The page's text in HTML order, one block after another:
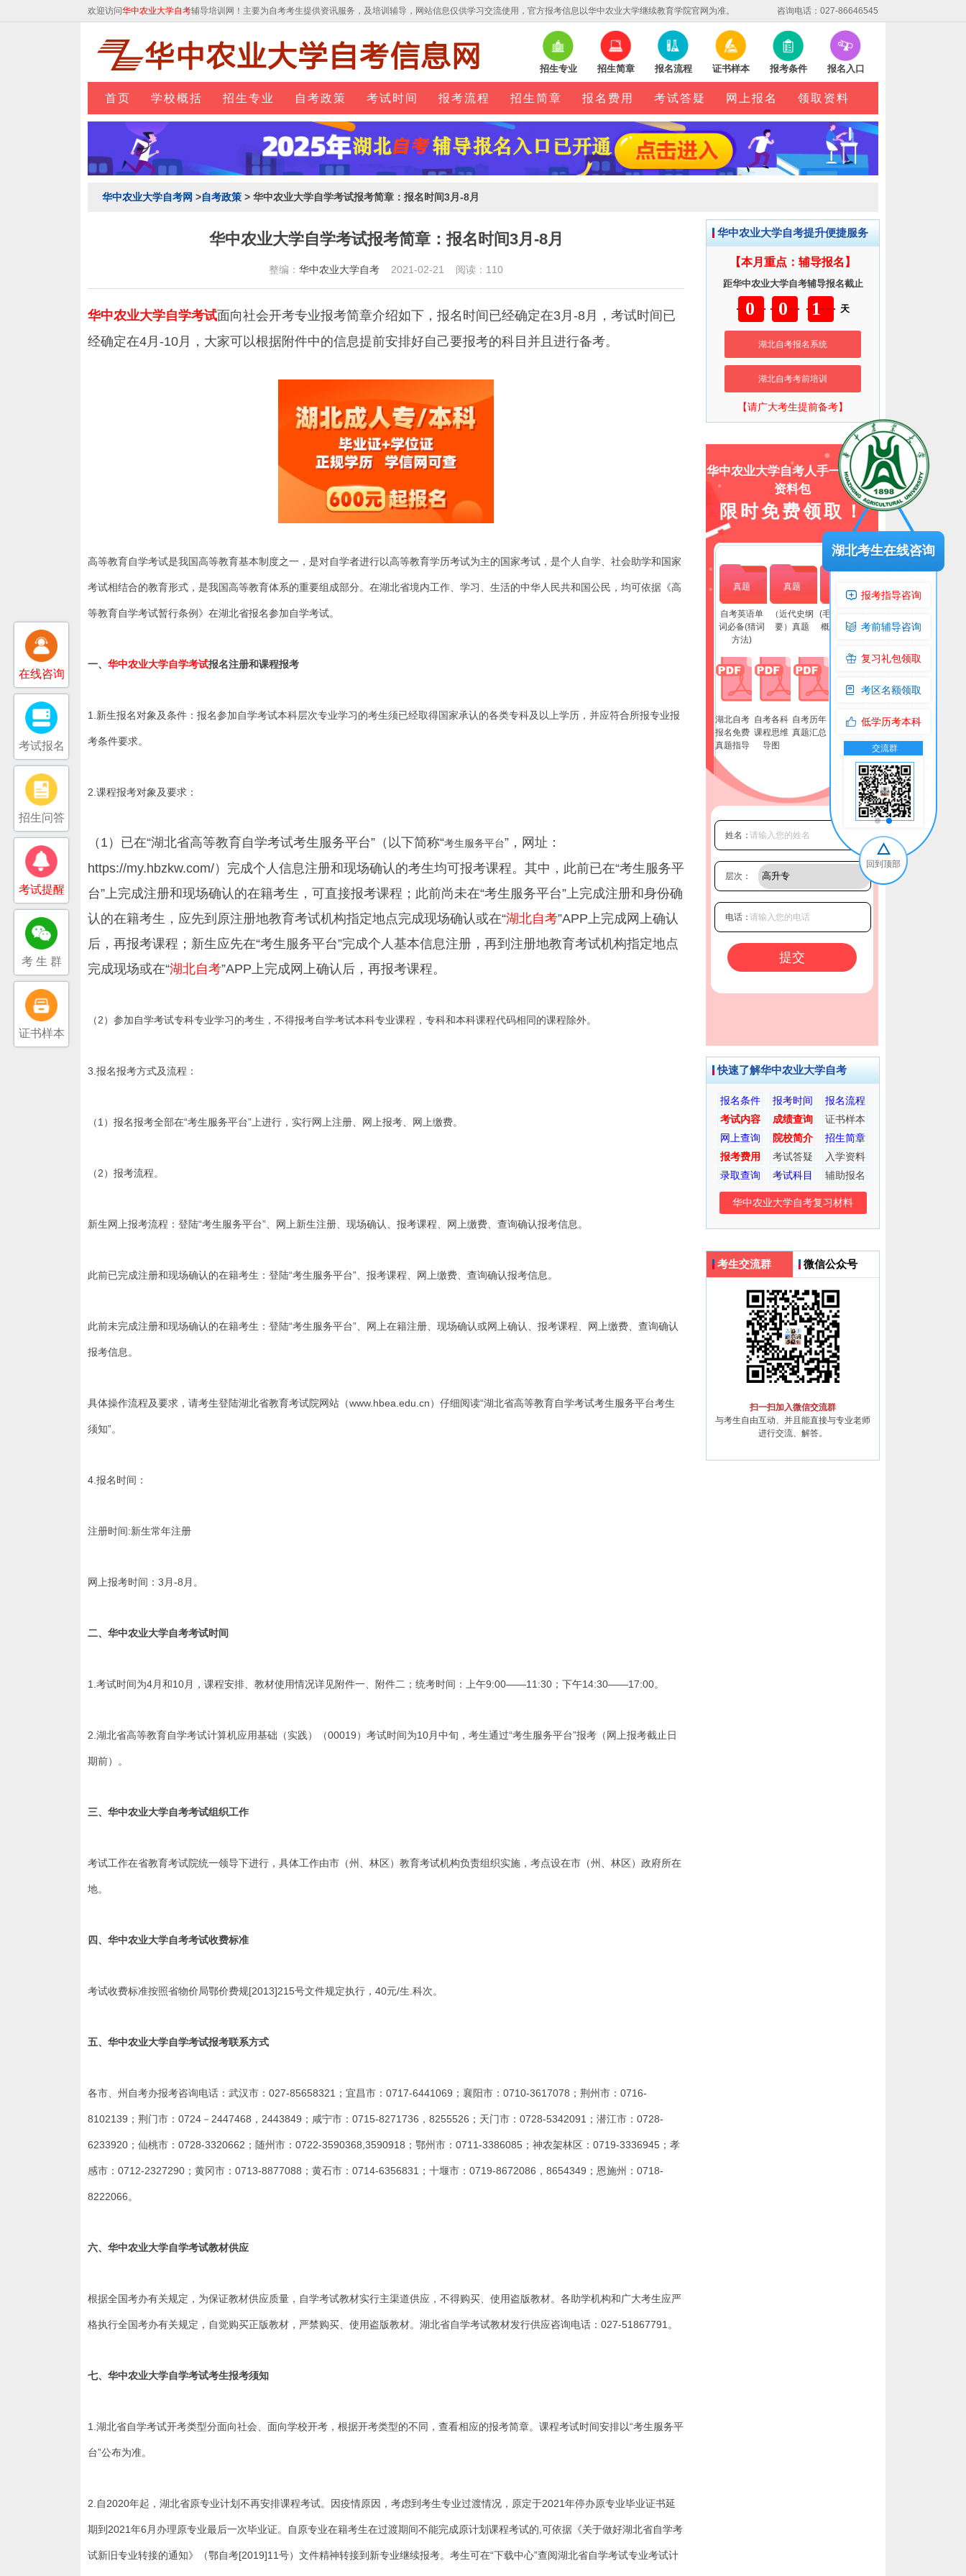
欢迎访问华中农业大学自考辅导培训网！主要为自考考生提供资讯服务，及培训辅导，网站信息仅供学习交流使用，官方报考信息以华中农业大学继续教育学院官网为准。 咨询电话：027-86646545
招生专业 招生简章 报名流程 证书样本 报考条件 报名入口
首页 学校概括 招生专业 自考政策 考试时间 报考流程 招生简章 报名费用 考试答疑 网上报名 领取资料
华中农业大学自考网 >自考政策 > 华中农业大学自学考试报考简章：报名时间3月-8月
华中农业大学自学考试报考简章：报名时间3月-8月
整编： 华中农业大学自考 2021-02-21 阅读：110
华中农业大学自学考试面向社会开考专业报考简章介绍如下，报名时间已经确定在3月-8月，考试时间已
经确定在4月-10月，大家可以根据附件中的信息提前安排好自己要报考的科目并且进行备考。
高等教育自学考试是我国高等教育基本制度之一，是对自学者进行以高等教育学历考试为主的国家考试，是个人自学、社会助学和国家
考试相结合的教育形式，是我国高等教育体系的重要组成部分。在湖北省境内工作、学习、生活的中华人民共和国公民，均可依据《高
等教育自学考试暂行条例》在湖北省报名参加自学考试。
一、 华中农业大学自学考试报名注册和课程报考
1.新生报名对象及条件：报名参加自学考试本科层次专业学习的考生须已经取得国家承认的各类专科及以上学历，并应符合所报专业报
考条件要求。
2.课程报考对象及要求：
（1）已在“湖北省高等教育自学考试考生服务平台”（以下简称“考生服务平台”，网址：
https://my.hbzkw.com/）完成个人信息注册和现场确认的考生均可报考课程。其中，此前已在“考生服务平
台”上完成注册和现场确认的在籍考生，可直接报考课程；此前尚未在“考生服务平台”上完成注册和身份确
认的在籍考生，应先到原注册地教育考试机构指定地点完成现场确认或在“湖北自考”APP上完成网上确认
后，再报考课程；新生应先在“考生服务平台”完成个人基本信息注册，再到注册地教育考试机构指定地点
完成现场或在“湖北自考”APP上完成网上确认后，再报考课程。
（2）参加自学考试专科专业学习的考生，不得报考自学考试本科专业课程，专科和本科课程代码相同的课程除外。
3.报名报考方式及流程：
（1）报名报考全部在“考生服务平台”上进行，实行网上注册、网上报考、网上缴费。
（2）报考流程。
新生网上报考流程：登陆“考生服务平台”、网上新生注册、现场确认、报考课程、网上缴费、查询确认报考信息。
此前已完成注册和现场确认的在籍考生：登陆“考生服务平台”、报考课程、网上缴费、查询确认报考信息。
此前未完成注册和现场确认的在籍考生：登陆“考生服务平台”、网上在籍注册、现场确认或网上确认、报考课程、网上缴费、查询确认
报考信息。
具体操作流程及要求，请考生登陆湖北省教育考试院网站（www.hbea.edu.cn）仔细阅读“湖北省高等教育自学考试考生服务平台考生
须知”。
4.报名时间：
注册时间:新生常年注册
网上报考时间：3月-8月。
二、 华中农业大学自考考试时间
1.考试时间为4月和10月，课程安排、教材使用情况详见附件一、附件二；统考时间：上午9:00——11:30；下午14:30——17:00。
2.湖北省高等教育自学考试计算机应用基础（实践）（00019）考试时间为10月中旬，考生通过“考生服务平台”报考（网上报考截止日
期前）。
三、 华中农业大学自考考试组织工作
考试工作在省教育考试院统一领导下进行，具体工作由市（州、林区）教育考试机构负责组织实施，考点设在市（州、林区）政府所在
地。
四、 华中农业大学自考考试收费标准
考试收费标准按照省物价局鄂价费规[2013]215号文件规定执行，40元/生.科次。
五、 华中农业大学自学考试报考联系方式
各市、州自考办报考咨询电话：武汉市：027-85658321；宜昌市：0717-6441069；襄阳市：0710-3617078；荆州市：0716-
8102139；荆门市：0724－2447468，2443849；咸宁市：0715-8271736，8255526；天门市：0728-5342091；潜江市：0728-
6233920；仙桃市：0728-3320662；随州市：0722-3590368,3590918；鄂州市：0711-3386085；神农架林区：0719-3336945；孝
感市：0712-2327290；黄冈市：0713-8877088；黄石市：0714-6356831；十堰市：0719-8672086，8654349；恩施州：0718-
8222066。
六、 华中农业大学自学考试教材供应
根据全国考办有关规定，为保证教材供应质量，自学考试教材实行主渠道供应，不得购买、使用盗版教材。各助学机构和广大考生应严
格执行全国考办有关规定，自觉购买正版教材，严禁购买、使用盗版教材。湖北省自学考试教材发行供应咨询电话：027-51867791。
七、 华中农业大学自学考试考生报考须知
1.湖北省自学考试开考类型分面向社会、面向学校开考，根据开考类型的不同，查看相应的报考简章。课程考试时间安排以“考生服务平
台”公布为准。
2.自2020年起，湖北省原专业计划不再安排课程考试。因疫情原因，考虑到考生专业过渡情况，原定于2021年停办原专业毕业证书延
期到2021年6月办理原专业最后一次毕业证。自原专业在籍考生在过渡期间不能完成原计划课程考试的,可依据《关于做好湖北省自学考
试新旧专业转接的通知》（鄂自考[2019]11号）文件精神转接到新专业继续报考。考生可在“下载中心”查阅湖北省自学考试专业考试计
华中农业大学自考提升便捷服务
【本月重点：辅导报名】
距华中农业大学自考辅导报名截止
001天
湖北自考报名系统
湖北自考考前培训
【请广大考生提前备考】
华中农业大学自考人手一份上岸
资料包
限时免费领取！
真题
自考英语单
词必备(猜词
方法)
真题
（近代史纲
要）真题
(毛泽东思想
概论）真题
湖北自考
报名免费
真题指导
自考各科
课程思维
导图
自考历年
真题汇总
专升本真
姓名：
层次：
电话：
快速了解华中农业大学自考
报名条件 报考时间
报名流程
考试内容
成绩查询
证书样本
网上查询
院校简介
招生简章
报考费用
考试答疑
入学资料
录取查询
考试科目 辅助报名
华中农业大学自考复习材料
考生交流群 微信公众号
扫一扫加入微信交流群
与考生自由互动、并且能直接与专业老师
进行交流、解答。
在线咨询
考试报名
招生问答
考试提醒
考 生 群
证书样本
湖北考生在线咨询
报考指导咨询
考前辅导咨询
复习礼包领取
考区名额领取
低学历考本科
交流群 交流群
回到顶部